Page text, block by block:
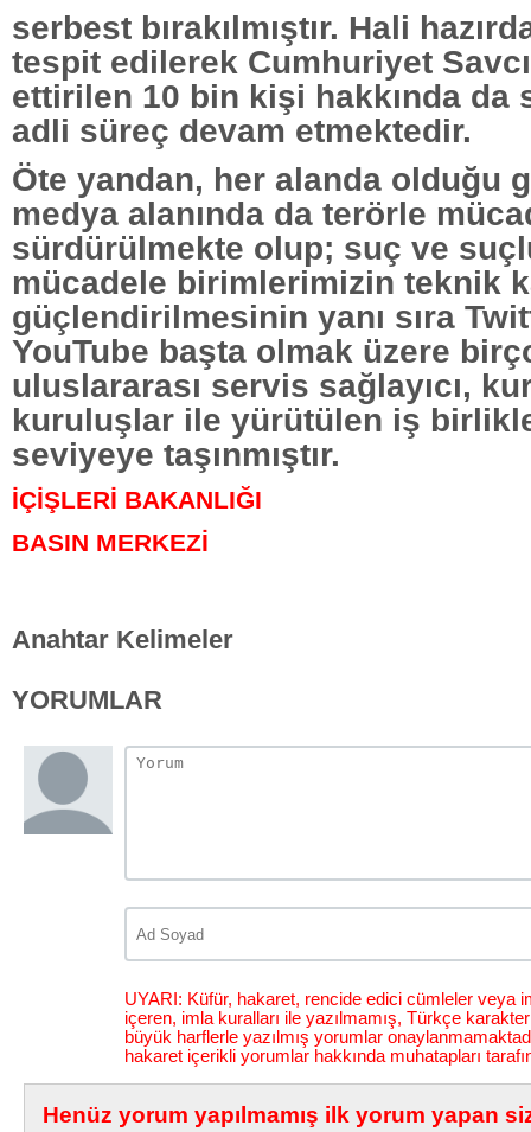
serbest bırakılmıştır. Hali
tespit edilerek Cumhuriyet
ettirilen 10 bin kişi hakkında da
adli süreç devam etmektedir.
Öte yandan, her alanda olduğu
medya alanında da terörle
sürdürülmekte olup; suç ve
mücadele birimlerimizin teknik
güçlendirilmesinin yanı sıra
YouTube başta olmak üzere
uluslararası servis sağlayıcı,
kuruluşlar ile yürütülen iş
seviyeye taşınmıştır.
İÇİŞLERİ BAKANLIĞI
BASIN MERKEZİ
Anahtar Kelimeler
YORUMLAR
UYARI: Küfür, hakaret, rencide edici cümleler veya
içeren, imla kuralları ile yazılmamış, Türkçe
büyük harflerle yazılmış yorumlar
hakaret içerikli yorumlar hakkında muhatapları
Henüz yorum yapılmamış ilk yorum yapan